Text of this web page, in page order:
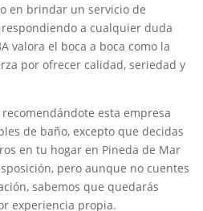
en brindar un servicio de
a cualquier duda
valora el boca a boca como la
por ofrecer calidad, seriedad y
esta empresa
de baño, excepto que decidas
en tu hogar en Pineda de Mar
pero aunque no cuentes
sabemos que quedarás
experiencia propia.